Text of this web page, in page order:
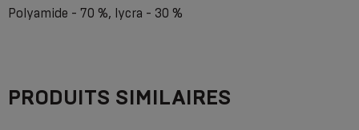
Polyamide - 70 %, lycra - 30 %
PRODUITS SIMILAIRES